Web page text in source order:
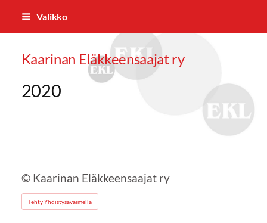
Siirry
Valikko
Kaarinan Eläkkeensaajat ry
2020
© Kaarinan Eläkkeensaajat ry
Tehty Yhdistysavaimella